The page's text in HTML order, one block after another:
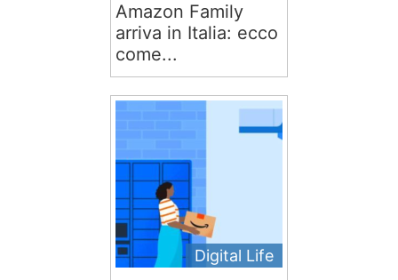
Amazon Family
arriva in Italia: ecco
come...
Digital Life